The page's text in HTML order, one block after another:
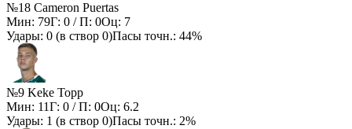
№18 Cameron Puertas
Мин: 79Г: 0 / П: 0Оц: 7
Удары: 0 (в створ 0)Пасы точн.: 44%
№9 Keke Topp
Мин: 11Г: 0 / П: 0Оц: 6.2
Удары: 1 (в створ 0)Пасы точн.: 2%